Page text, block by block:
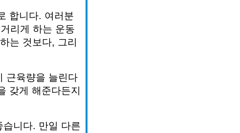
합니다. 여러분
리게 하는 운동
하는 것보다, 그리
근육량을 늘린다
갖게 해준다든지
습니다. 만일 다른
표